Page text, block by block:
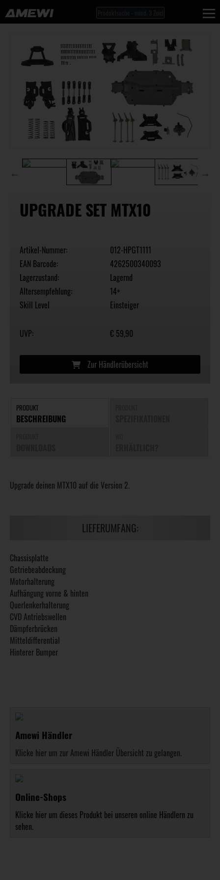
UPGRADE SET MTX10
Artikel-Nummer:
012-HPGT1111
EAN Barcode:
4262500340093
Lagerzustand:
Lagernd
Altersempfehlung:
14+
Skill Level
Einsteiger
UVP: € 59,90
Zur Händlerübersicht
PRODUKT
BESCHREIBUNG
Upgrade deinen MTX10 auf die Version 2.
LIEFERUMFANG:
Chassisplatte
Getriebeabdeckung
Motorhalterung
Aufhängung vorne & hinten
Querlenkerhalterung
CVD Antriebswellen
Dämpferbrücken
Mitteldifferential
Hinterer Bumper
Amewi Händler
Klicke hier um zur Amewi Händler Übersicht zu gelangen.
Online-Shops
Klicke hier um dieses Produkt bei unseren online Händlern zu
sehen.